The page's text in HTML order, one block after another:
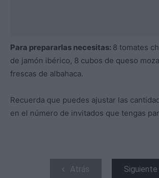
Para prepararlas necesitas: 8 tomates
de jamón ibérico, 8 cubos de queso
frescas de albahaca.
Recuerda que puedes ajustar las
en el número de invitados que tengas
Atrás Siguiente